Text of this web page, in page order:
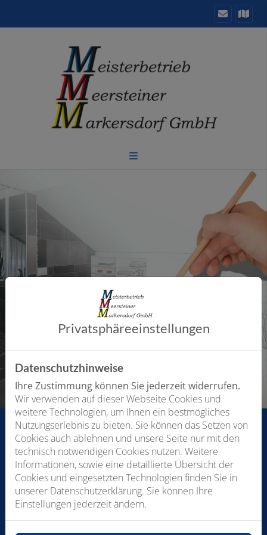
Bitte das Cookie-Consent-Tool öffnen, um die für dieses
Element notwendigen Cookies zu akzeptieren.
Privatsphäre­einstellungen
Datenschutzhinweise
Ihre Zustimmung können Sie jederzeit widerrufen.
Wir verwenden auf dieser Webseite Cookies und
weitere Technologien, um Ihnen ein bestmögliches
Nutzungserlebnis zu bieten. Sie können das Setzen von
Cookies auch ablehnen und unsere Seite nur mit den
technisch notwendigen Cookies nutzen. Weitere
Informationen, sowie eine detaillierte Übersicht der
Cookies und eingesetzten Technologien finden Sie in
unserer Datenschutzerklärung. Sie können Ihre
Einstellungen jederzeit ändern.